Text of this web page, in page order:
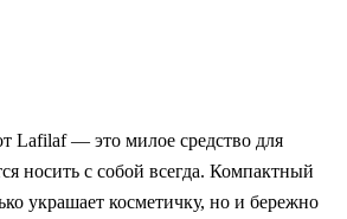
Lafilaf — это милое средство для
носить с собой всегда. Компактный
украшает косметичку, но и бережно